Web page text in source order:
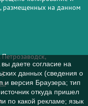
размещенных на данном
даете согласие на
данных (сведения о
и версия Браузера; тип
откуда пришел
по какой рекламе; язык